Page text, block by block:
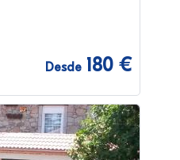
Desde 180 €